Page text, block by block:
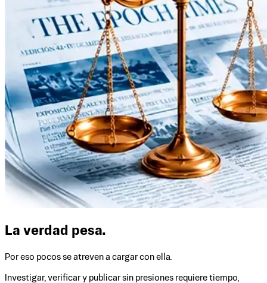
La verdad pesa.
Por eso pocos se atreven a cargar con ella.
Investigar, verificar y publicar sin presiones requiere tiempo,